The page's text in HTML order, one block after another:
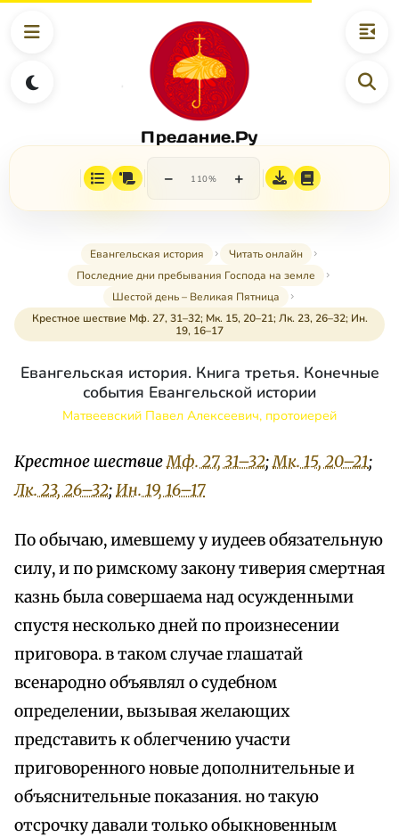
Предание.Ру
− 110% +
Евангельская история
Читать онлайн
Последние дни пребывания Господа на земле
Шестой день – Великая Пятница
Крестное шествие Мф. 27, 31–32; Мк. 15, 20–21; Лк. 23, 26–32; Ин.
19, 16–17
Евангельская история. Книга третья. Конечные
события Евангельской истории
Матвеевский Павел Алексеевич, протоиерей
Крестное шествиеМф. 27, 31–32;Мк. 15, 20–21;
Лк. 23, 26–32;Ин. 19, 16–17
По обычаю, имевшему у иудеев обязательную
силу, и по римскому закону тиверия смертная
казнь была совершаема над осужденными
спустя несколько дней по произнесении
приговора. в таком случае глашатай
всенародно объявлял о судебном
определении, вызывая желающих
представить к облегчению участи
приговоренного новые дополнительные и
объяснительные показания. но такую
отсрочку давали только обыкновенным